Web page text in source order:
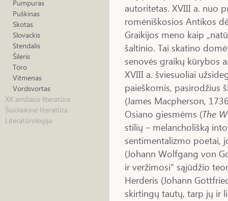
Pumpuras
Puškinas
Skotas
Slovackis
Stendalis
Šileris
Toro
Vitmenas
Vordsvortas
XX amžiaus literatūra
Šiuolaikinė literatūra
Literatūrologija
autoritetas. XVIII a. nuo
romėniškosios Antikos
Graikijos meno kaip
šaltinio. Tai skatino
senovės graikų kūrybos
XVIII a. šviesuoliai
paieškomis, pasirodžius
(James Macpherson,
Osiano giesmėms (The
stilių – melancholišką
sentimentalizmo poetai,
(Johann Wolfgang von
ir veržimosi“ sąjūdžio
Herderis (Johann
skirtingų tautų, tarp jų ir